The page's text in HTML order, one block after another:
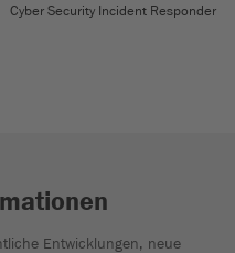
Cyber Security Incident Responder
Entwicklungen, neue